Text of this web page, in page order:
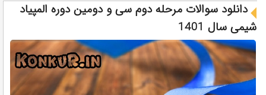
دانلود سوالات مرحله دوم سی و دومین دوره المپیاد
شیمی سال 1401